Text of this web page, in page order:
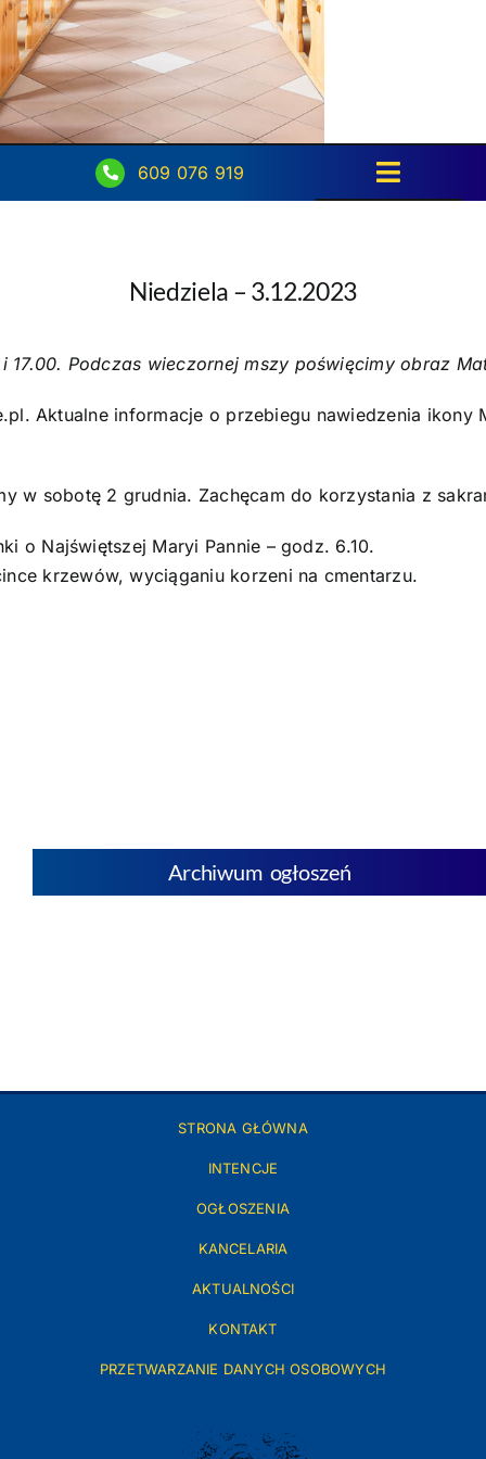
609 076 919
Toggle
Intencje
Aktualności
POMOC DUCHOWA
Niedziela – 3.12.2023
Podczas wieczornej mszy poświęcimy obraz
Aktualne informacje o przebiegu nawiedzenia
sobotę 2 grudnia. Zachęcam do korzystania z
o Najświętszej Maryi Pannie – godz. 6.10.
krzewów, wyciąganiu korzeni na cmentarzu.
Archiwum ogłoszeń
STRONA GŁÓWNA
INTENCJE
OGŁOSZENIA
KANCELARIA
AKTUALNOŚCI
KONTAKT
PRZETWARZANIE DANYCH OSOBOWYCH